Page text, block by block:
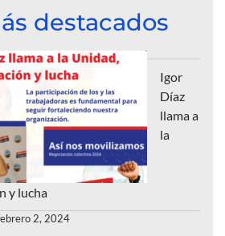
destacados
Igor
Díaz
llama a
la
y lucha
2, 2024